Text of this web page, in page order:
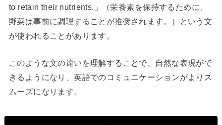
to retain their nutrients.」（栄養素を保持するために、
野菜は事前に調理することが推奨されます。）という文
が使われることがあります。
このような文の違いを理解することで、自然な表現がで
きるようになり、英語でのコミュニケーションがよりス
ムーズになります。